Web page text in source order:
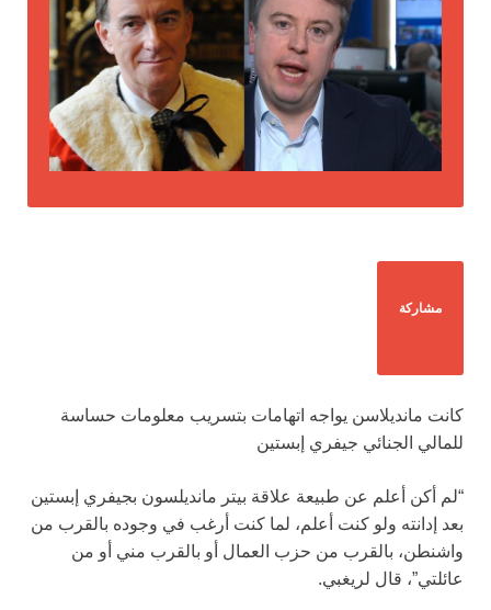
مشاركة
كانت مانديلاسن يواجه اتهامات بتسريب معلومات حساسة
للمالي الجنائي جيفري إبستين
“لم أكن أعلم عن طبيعة علاقة بيتر مانديلسون بجيفري إبستين
بعد إدانته ولو كنت أعلم، لما كنت أرغب في وجوده بالقرب من
واشنطن، بالقرب من حزب العمال أو بالقرب مني أو من
عائلتي”، قال لريغبي.